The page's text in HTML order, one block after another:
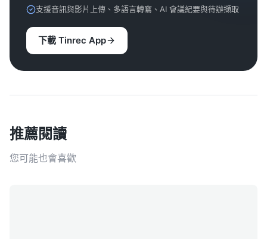
支援音訊與影片上傳、多語言轉寫、AI 會議紀要與待辦擷取
下載 Tinrec App
推薦閱讀
您可能也會喜歡